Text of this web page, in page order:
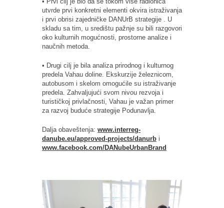
utvrde prvi konkretni elementi okvira istraživanja
i prvi obrisi zajedničke DANUrB strategije . U
skladu sa tim, u središtu pažnje su bili razgovori
oko kulturnih mogućnosti, prostorne analize i
naučnih metoda.
• Drugi cilj je bila analiza prirodnog i kulturnog
predela Vahau doline. Ekskurzije železnicom,
autobusom i skelom omogućile su istraživanje
predela. Zahvaljujući svom nivou rezvoja i
turističkoj privlačnosti, Vahau je važan primer
za razvoj buduće strategije Podunavlja.
Dalja obaveštenja: www.interreg-
danube.eu/approved-projects/danurb i
www.facebook.com/DANubeUrbanBrand